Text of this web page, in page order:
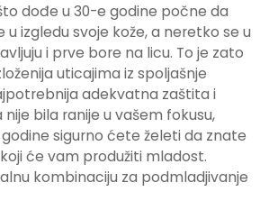
dođe u 30-e godine počne da
izgledu svoje kože, a neretko se u
i prve bore na licu. To je zato
uticajima iz spoljašnje
adekvatna zaštita i
bila ranije u vašem fokusu,
sigurno ćete želeti da znate
će vam produžiti mladost.
kombinaciju za podmladjivanje